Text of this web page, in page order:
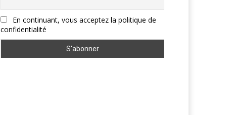
En continuant, vous acceptez la politique de
confidentialité